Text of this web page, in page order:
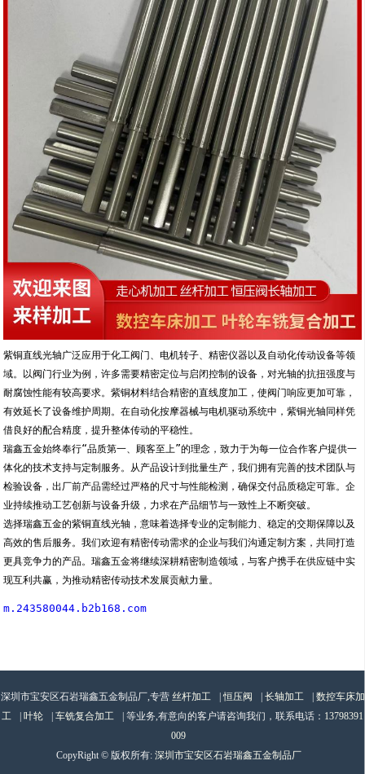
紫铜直线光轴广泛应用于化工阀门、电机转子、精密仪器以及自动化传动设备等领
域。以阀门行业为例，许多需要精密定位与启闭控制的设备，对光轴的抗扭强度与
耐腐蚀性能有较高要求。紫铜材料结合精密的直线度加工，使阀门响应更加可靠，
有效延长了设备维护周期。在自动化按摩器械与电机驱动系统中，紫铜光轴同样凭
借良好的配合精度，提升整体传动的平稳性。
瑞鑫五金始终奉行“品质第一、顾客至上”的理念，致力于为每一位合作客户提供一
体化的技术支持与定制服务。从产品设计到批量生产，我们拥有完善的技术团队与
检验设备，出厂前产品需经过严格的尺寸与性能检测，确保交付品质稳定可靠。企
业持续推动工艺创新与设备升级，力求在产品细节与一致性上不断突破。
选择瑞鑫五金的紫铜直线光轴，意味着选择专业的定制能力、稳定的交期保障以及
高效的售后服务。我们欢迎有精密传动需求的企业与我们沟通定制方案，共同打造
更具竞争力的产品。瑞鑫五金将继续深耕精密制造领域，与客户携手在供应链中实
现互利共赢，为推动精密传动技术发展贡献力量。
m.243580044.b2b168.com
深圳市宝安区石岩瑞鑫五金制品厂,专营 丝杆加工 |恒压阀 | 长轴加工 | 数控车床加
工
| 叶轮 | 车铣复合加工 | 等业务,有意向的客户请咨询我们，联系电话： 13798391
009
CopyRight © 版权所有: 深圳市宝安区石岩瑞鑫五金制品厂